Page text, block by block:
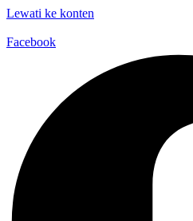
Lewati ke konten
Facebook